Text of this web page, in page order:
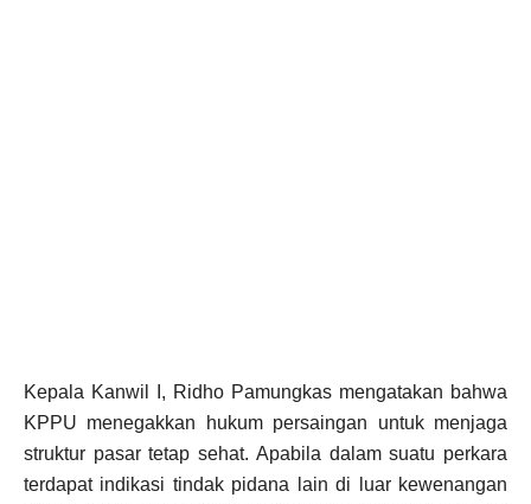
Kepala Kanwil I, Ridho Pamungkas mengatakan bahwa
KPPU menegakkan hukum persaingan untuk menjaga
struktur pasar tetap sehat. Apabila dalam suatu perkara
terdapat indikasi tindak pidana lain di luar kewenangan